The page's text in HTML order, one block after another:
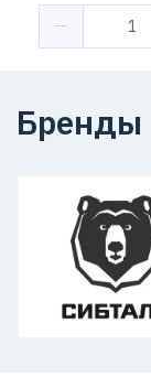
Бренды